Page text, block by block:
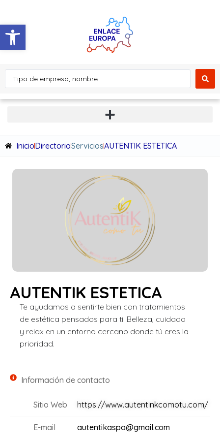
Abrir barra de herramientas
InicioDirectorioServiciosAUTENTIK ESTETICA
AUTENTIK ESTETICA
Te ayudamos a sentirte bien con tratamientos
de estética pensados para ti. Belleza, cuidado
y relax en un entorno cercano donde tú eres la
prioridad.
Información de contacto
Sitio Web https://www.autentinkcomotu.com/
E-mail autentikaspa@gmail.com